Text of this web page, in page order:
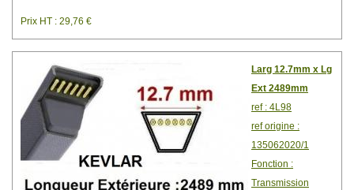
Prix HT : 29,76 €
Larg 12.7mm x Lg
Ext 2489mm
ref : 4L98
ref origine :
135062020/1
Fonction :
Transmission